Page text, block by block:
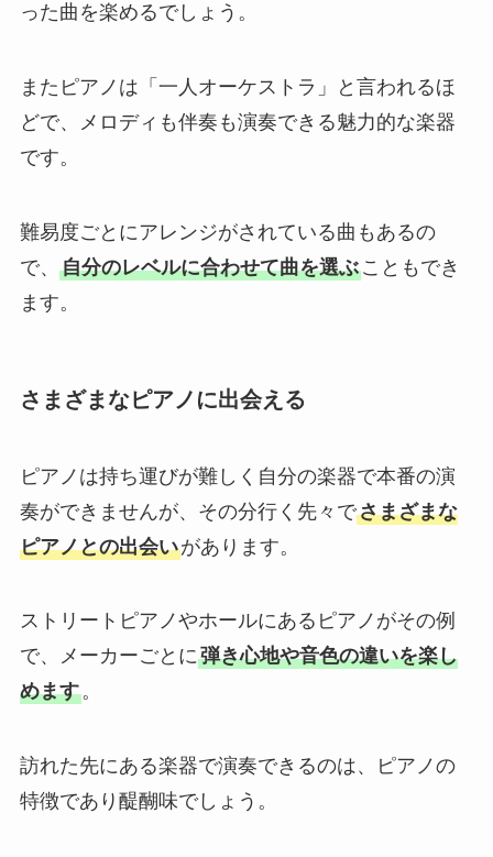
った曲を楽めるでしょう。
またピアノは「一人オーケストラ」と言われるほ
どで、メロディも伴奏も演奏できる魅力的な楽器
です。
難易度ごとにアレンジがされている曲もあるの
で、 自分のレベルに合わせて曲を選ぶこともでき
ます。
さまざまなピアノに出会える
ピアノは持ち運びが難しく自分の楽器で本番の演
奏ができませんが、その分行く先々でさまざまな
ピアノとの出会いがあります。
ストリートピアノやホールにあるピアノがその例
で、メーカーごとに弾き心地や音色の違いを楽し
めます。
訪れた先にある楽器で演奏できるのは、ピアノの
特徴であり醍醐味でしょう。